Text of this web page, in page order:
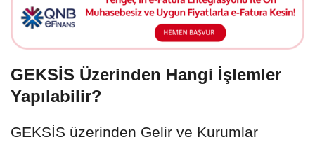
GEKSİS Üzerinden Hangi İşlemler
Yapılabilir?
GEKSİS üzerinden Gelir ve Kurumlar